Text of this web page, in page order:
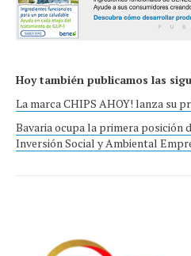
Hoy también publicamos las
La marca CHIPS AHOY! lanza su
Bavaria ocupa la primera posición
Inversión Social y Ambiental